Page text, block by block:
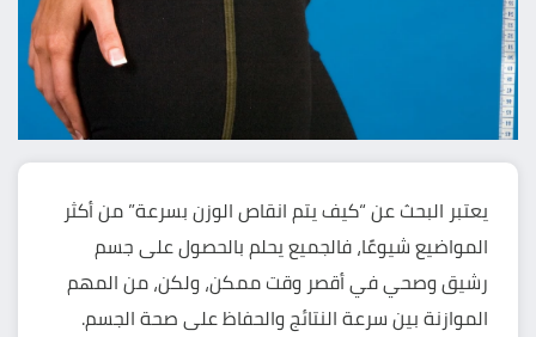
يعتبر البحث عن “كيف يتم انقاص الوزن بسرعة” من أكثر
المواضيع شيوعًا، فالجميع يحلم بالحصول على جسم
رشيق وصحي في أقصر وقت ممكن، ولكن، من المهم
الموازنة بين سرعة النتائج والحفاظ على صحة الجسم.